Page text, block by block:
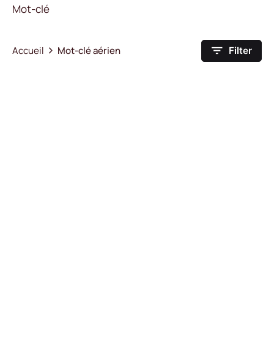
Mot-clé
Accueil Mot-clé aérien Filter